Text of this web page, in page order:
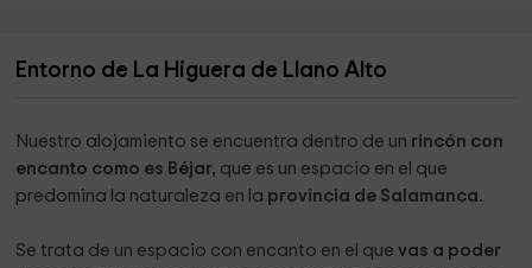
Entorno de La Higuera de Llano Alto
Nuestro alojamiento se encuentra dentro de un rincón con
encanto como es Béjar, que es un espacio en el que
predomina la naturaleza en la provincia de Salamanca.
Se trata de un espacio con encanto en el que vas a poder